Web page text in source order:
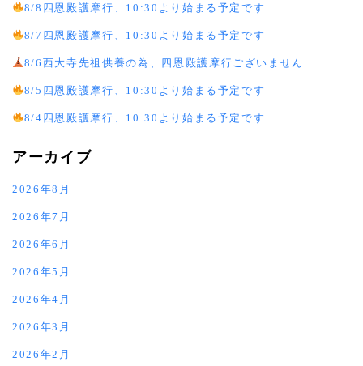
8/8四恩殿護摩行、10:30より始まる予定です
8/7四恩殿護摩行、10:30より始まる予定です
8/6西大寺先祖供養の為、四恩殿護摩行ございません
8/5四恩殿護摩行、10:30より始まる予定です
8/4四恩殿護摩行、10:30より始まる予定です
アーカイブ
2026年8月
2026年7月
2026年6月
2026年5月
2026年4月
2026年3月
2026年2月